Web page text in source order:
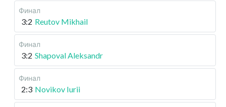
Финал
3:2 Reutov Mikhail
Финал
3:2 Shapoval Aleksandr
Финал
2:3 Novikov Iurii